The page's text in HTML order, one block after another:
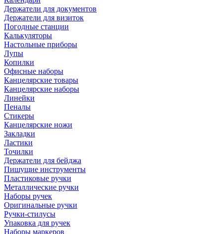
Держатели для документов
Держатели для визиток
Погодные станции
Калькуляторы
Настольные приборы
Лупы
Копилки
Офисные наборы
Канцелярские товары
Канцелярские наборы
Линейки
Пеналы
Стикеры
Канцелярские ножи
Закладки
Ластики
Точилки
Держатели для бейджа
Пишущие инструменты
Пластиковые ручки
Металлические ручки
Наборы ручек
Оригинальные ручки
Ручки-стилусы
Упаковка для ручек
Наборы маркеров